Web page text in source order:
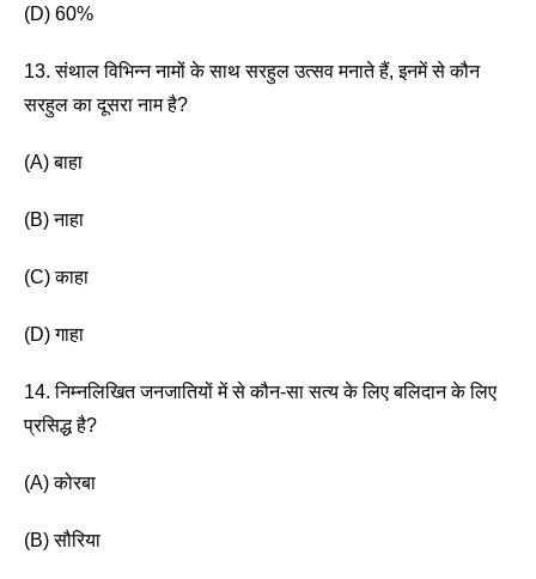
(D) 60%
13. संथाल विभिन्न नामों के साथ सरहुल उत्सव मनाते हैं, इनमें से कौन
सरहुल का दूसरा नाम है?
(A) बाहा
(B) नाहा
(C) काहा
(D) गाहा
14. निम्नलिखित जनजातियों में से कौन-सा सत्य के लिए बलिदान के लिए
प्रसिद्ध है?
(A) कोरबा
(B) सौरिया